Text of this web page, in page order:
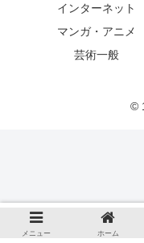
インターネット
マンガ・アニメ
芸術一般
©
メニュー ホーム